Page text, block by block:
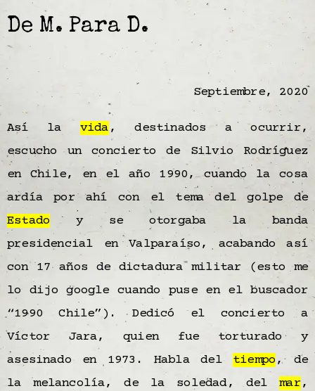
De M. Para D.
Septiembre, 2020
Así la vida , destinados a ocurrir,
escucho un concierto de Silvio Rodríguez
en Chile, en el año 1990, cuando la cosa
ardía por ahí con el tema del golpe de
Estado y se otorgaba la banda
presidencial en Valparaíso, acabando así
con 17 años de dictadura militar (esto me
lo dijo google cuando puse en el buscador
“1990 Chile”). Dedicó el concierto a
Víctor Jara, quien fue torturado y
asesinado en 1973. Habla del tiempo , de
la melancolía, de la soledad, delmar,